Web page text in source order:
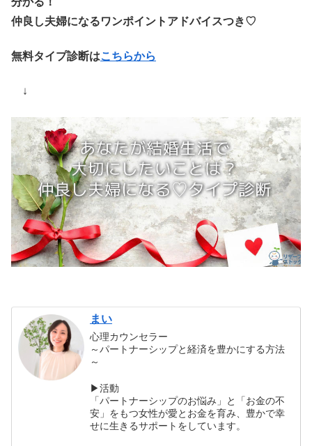
仲良し夫婦になるワンポイントアドバイスつき♡
無料タイプ診断はこちらから
↓
まい
心理カウンセラー
～パートナーシップと経済を豊かにする方法
～
▶活動
「パートナーシップのお悩み」と「お金の不
安」をもつ女性が愛とお金を育み、豊かで幸
せに生きるサポートをしています。